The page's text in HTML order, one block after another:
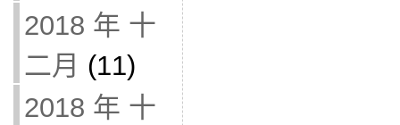
2018 年 十
二月 (11)
2018 年 十